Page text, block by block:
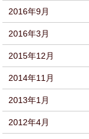
2016年9月
2016年3月
2015年12月
2014年11月
2013年1月
2012年4月